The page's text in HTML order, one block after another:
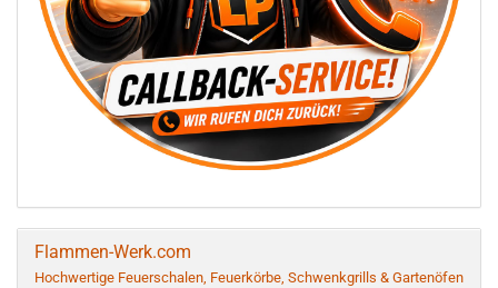
Flammen-Werk.com
Hochwertige Feuerschalen, Feuerkörbe, Schwenkgrills & Gartenöfen